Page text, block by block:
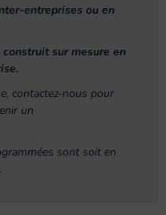
entreprises ou en
sur mesure en
contactez-nous pour
un
sont soit en